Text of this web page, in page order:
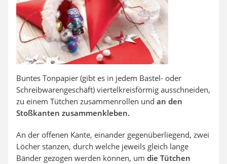
Buntes Tonpapier (gibt es in jedem Bastel- oder
Schreibwarengeschäft) viertelkreisförmig ausschneiden,
zu einem Tütchen zusammenrollen und an den
Stoßkanten zusammenkleben.
An der offenen Kante, einander gegenüberliegend, zwei
Löcher stanzen, durch welche jeweils gleich lange
Bänder gezogen werden können, um die Tütchen